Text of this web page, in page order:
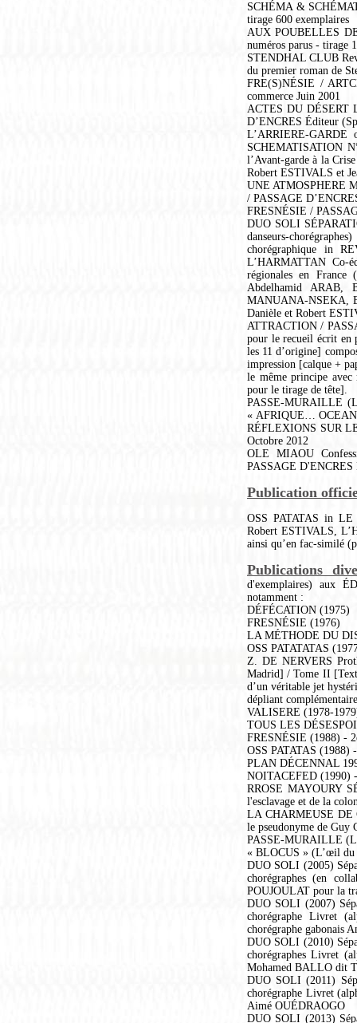
SCHÉMA &
tirage 600 exemplaires
AUX POUBELLES
numéros parus - tirage
STENDHAL CLUB
du premier roman de
FRE(S)NÉSIE /
commerce Juin 2001
ACTES DU DÉSERT
D’ENCRES Éditeur
L’ARRIERE-
SCHEMATISATION
l’Avant-garde à la
Robert ESTIVALS et
UNE ATMOSPHERE
/ PASSAGE
FRESNÉSIE /
DUO SOLI
danseurs-
chorégraphique in
L’HARMATTAN Co-
régionales en
Abdelhamid ARAB,
MANUANA-NSEKA,
Danièle et Robert
ATTRACTION /
pour le recueil écrit en
les 11 d’origine]
impression [calque +
le même principe avec
pour le tirage de tête].
PASSE-MURAILLE
« AFRIQUE…
RÉFLEXIONS SUR
Octobre 2012
OLE MIAOU
PASSAGE
Publication
OSS PATATAS in LE
Robert ESTIVALS,
ainsi qu’en fac-similé
Publications
d'exemplaires) aux
notamment :
DÉFÉCATION (1975)
FRESNÉSIE (1976)
LA MÉTHODE DU
OSS PATATATAS
Z. DE NERVERS
Madrid] / Tome II
d’un véritable jet
dépliant
VALISERE (1978-
TOUS LES
FRESNÉSIE (1988) -
OSS PATATAS (1988)
PLAN DÉCENNAL
NOITACEFED (1990)
RROSE MAYOURY
l'esclavage et de la
LA CHARMEUSE DE
le pseudonyme de Guy
PASSE-MURAILLE
« BLOCUS » (L’œil du
DUO SOLI (2005)
chorégraphes (en
POUJOULAT pour la
DUO SOLI (2007)
chorégraphe Livret
chorégraphe gabonais
DUO SOLI (2010)
chorégraphes Livret
Mohamed BALLO dit
DUO SOLI (2011)
chorégraphe Livret
Aimé OUÉDRAOGO
DUO SOLI (2013)